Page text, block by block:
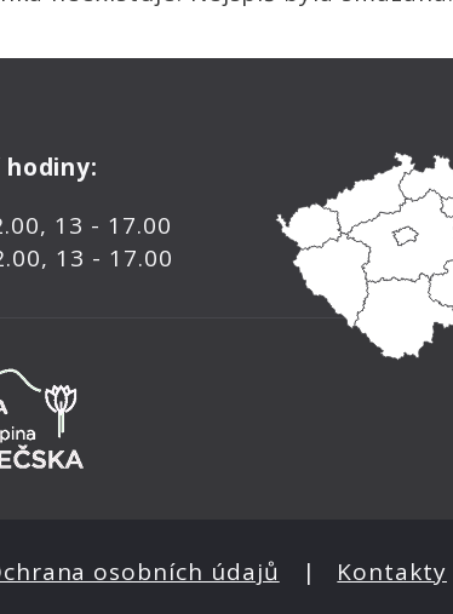
13 - 17.00
13 - 17.00
osobních údajů | Kontakty